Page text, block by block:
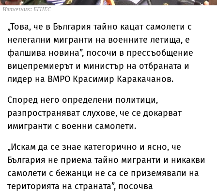
Източник: БГНЕС
„Това, че в България тайно кацат самолети с
нелегални мигранти на военните летища, е
фалшива новина”, посочи в прессъобщение
вицепремиерът и министър на отбраната и
лидер на ВМРО Красимир Каракачанов.
Според него определени политици,
разпространяват слухове, че се докарват
имигранти с военни самолети.
„Искам да се знае категорично и ясно, че
България не приема тайно мигранти и никакви
самолети с бежанци не са се приземявали на
територията на страната”, посочва